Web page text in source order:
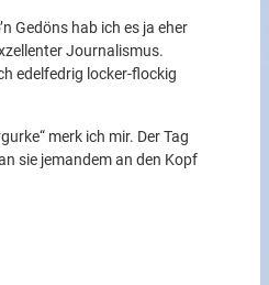
Gedöns hab ich es ja eher
Journalismus.
edelfedrig locker-flockig
merk ich mir. Der Tag
sie jemandem an den Kopf